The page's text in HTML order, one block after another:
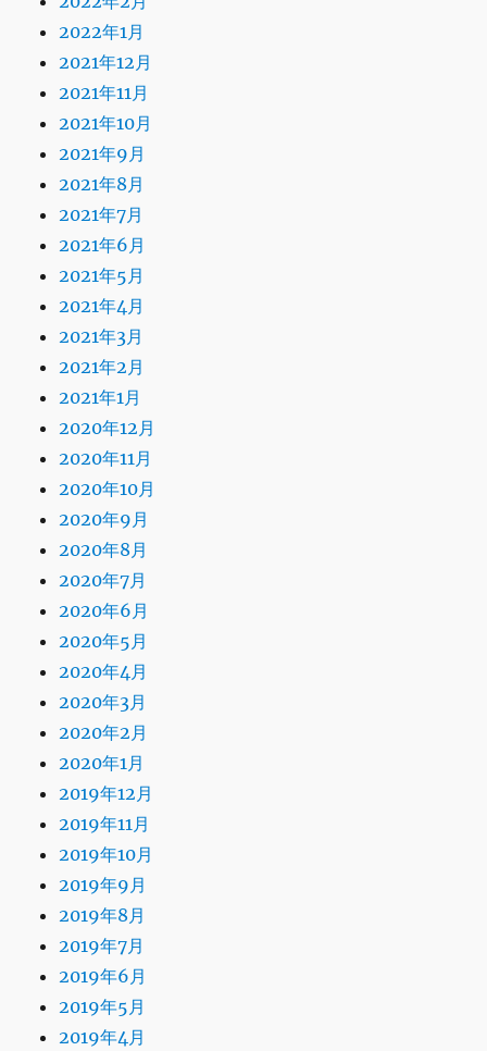
2022年1月
2021年12月
2021年11月
2021年10月
2021年9月
2021年8月
2021年7月
2021年6月
2021年5月
2021年4月
2021年3月
2021年2月
2021年1月
2020年12月
2020年11月
2020年10月
2020年9月
2020年8月
2020年7月
2020年6月
2020年5月
2020年4月
2020年3月
2020年2月
2020年1月
2019年12月
2019年11月
2019年10月
2019年9月
2019年8月
2019年7月
2019年6月
2019年5月
2019年4月